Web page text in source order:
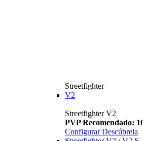
Streetfighter
V2
Streetfighter V2
PVP Recomendado:
Configurar Descúbrela